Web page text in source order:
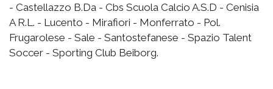
- Castellazzo B.Da - Cbs Scuola Calcio A.S.D - Cenisia
A R.L. - Lucento - Mirafiori - Monferrato - Pol.
Frugarolese - Sale - Santostefanese - Spazio Talent
Soccer - Sporting Club Beiborg.